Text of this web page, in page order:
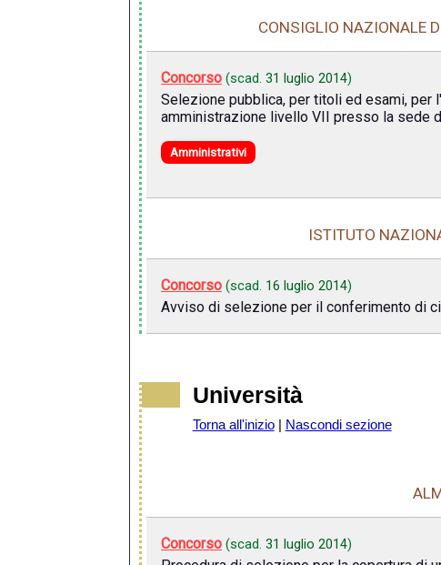
CONSIGLIO NAZIONALE
Concorso (scad. 31 luglio 2014)
Selezione pubblica, per titoli ed esami, per
amministrazione livello VII presso la sede
Amministrativi
ISTITUTO
Concorso (scad. 16 luglio 2014)
Avviso di selezione per il conferimento di
Università
Torna all'inizio| Nascondi sezione
Concorso (scad. 31 luglio 2014)